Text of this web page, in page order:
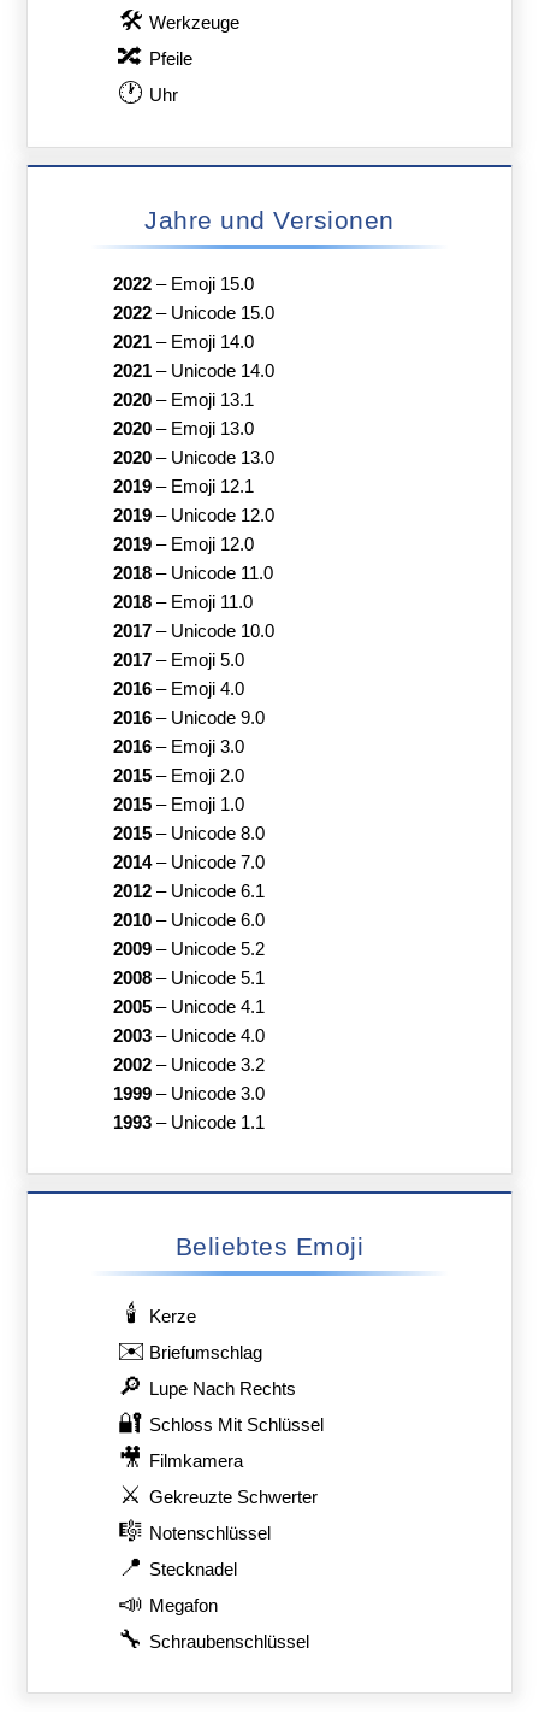
🛠 Werkzeuge
🔀 Pfeile
🕐 Uhr
Jahre und Versionen
2022– Emoji 15.0
2022– Unicode 15.0
2021– Emoji 14.0
2021– Unicode 14.0
2020– Emoji 13.1
2020– Emoji 13.0
2020– Unicode 13.0
2019– Emoji 12.1
2019– Unicode 12.0
2019– Emoji 12.0
2018– Unicode 11.0
2018– Emoji 11.0
2017– Unicode 10.0
2017– Emoji 5.0
2016– Emoji 4.0
2016– Unicode 9.0
2016– Emoji 3.0
2015– Emoji 2.0
2015– Emoji 1.0
2015– Unicode 8.0
2014– Unicode 7.0
2012– Unicode 6.1
2010– Unicode 6.0
2009– Unicode 5.2
2008– Unicode 5.1
2005– Unicode 4.1
2003– Unicode 4.0
2002– Unicode 3.2
1999– Unicode 3.0
1993– Unicode 1.1
Beliebtes Emoji
🕯️ Kerze
✉️ Briefumschlag
🔎 Lupe Nach Rechts
🔐 Schloss Mit Schlüssel
🎥 Filmkamera
⚔️ Gekreuzte Schwerter
🎼 Notenschlüssel
📍 Stecknadel
📣 Megafon
🔧 Schraubenschlüssel